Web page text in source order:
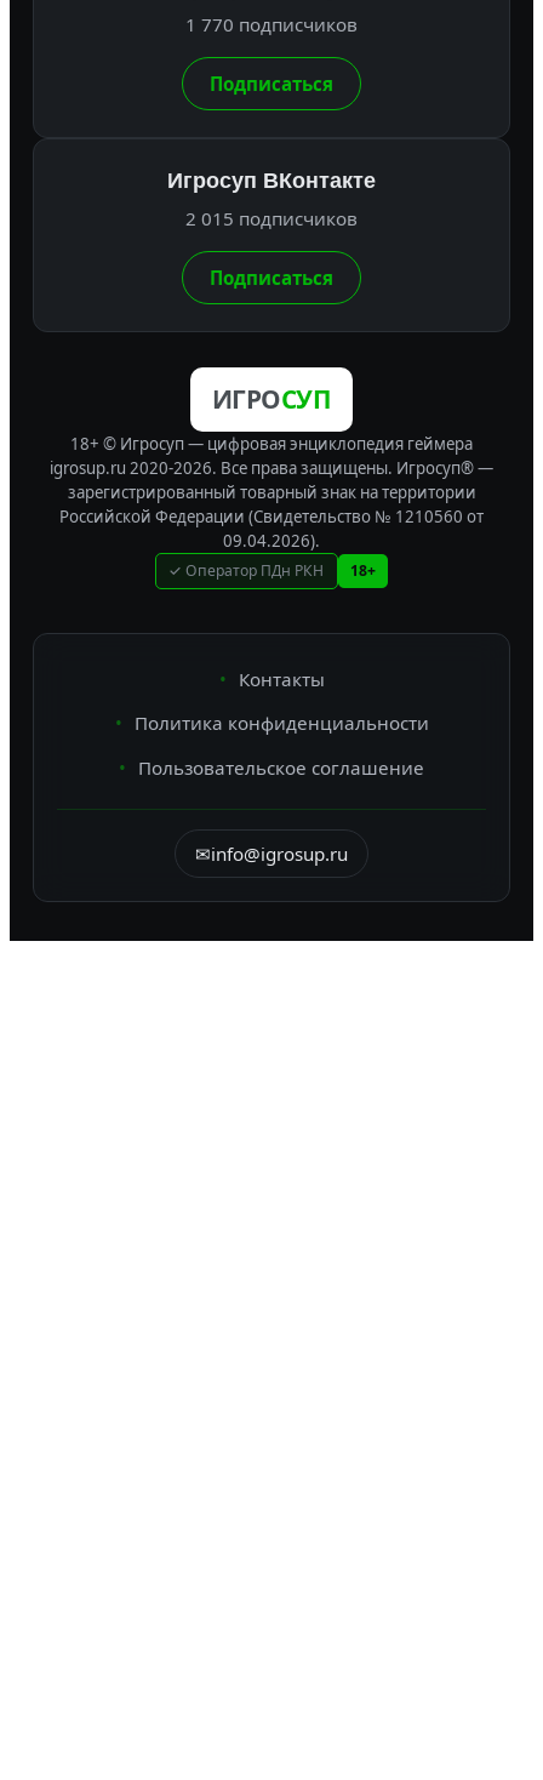
1 770 подписчиков
Подписаться
Игросуп ВКонтакте
2 015 подписчиков
Подписаться
ИГРОСУП
18+ © Игросуп — цифровая энциклопедия геймера
igrosup.ru 2020-2026. Все права защищены. Игросуп® —
зарегистрированный товарный знак на территории
Российской Федерации (Свидетельство № 1210560 от
09.04.2026).
✓ Оператор ПДн РКН 18+
Контакты
Политика конфиденциальности
Пользовательское соглашение
✉info@igrosup.ru